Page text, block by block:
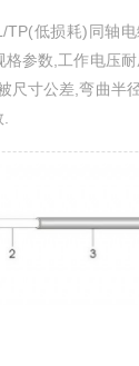
TP(低损耗)同轴
参数,工作电压
尺寸公差,弯曲半